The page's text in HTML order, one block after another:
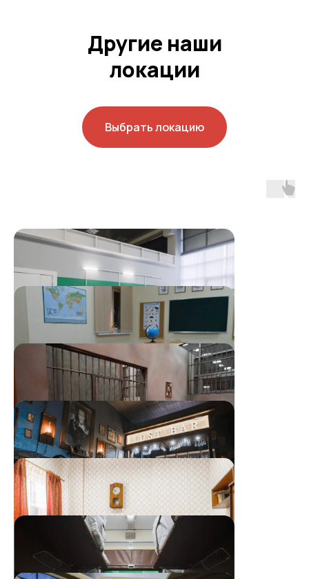
Другие наши
локации
Выбрать локацию
Больница
Школа
КПЗ
Бар
Уютная летняя терраса с баром
для мероприятий, съёмок и отдыха.
Получите СКИДКУ 10% при оплате
мероприятия в день просмотра
ЗАБРОНИРОВАТЬㅤㅤ